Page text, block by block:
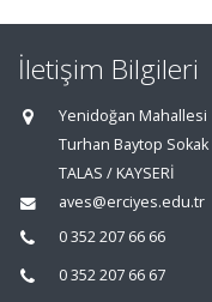
İletişim Bilgileri
Yenidoğan Mahallesi
Turhan Baytop Sokak
TALAS / KAYSERİ
aves@erciyes.edu.tr
0 352 207 66 66
0 352 207 66 67